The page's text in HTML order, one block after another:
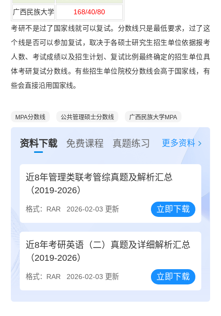
广西民族大学 168/40/80
考研不是过了国家线就可以复试。分数线只是最低要求，过了这
个线是否可以参加复试，取决于各硕士研究生招生单位依据报考
人数、考试成绩以及招生计划、复试比例最终确定的招生单位具
体考研复试分数线。有些招生单位院校分数线会高于国家线，有
些会直接沿用国家线。
MPA分数线 公共管理硕士分数线 广西民族大学MPA
资料下载 免费课程 真题练习 更多资料
近8年管理类联考管综真题及解析汇总
（2019-2026）
格式：RAR 2026-02-03 更新 立即下载
近8年考研英语（二）真题及详细解析汇总
（2019-2026）
格式：RAR 2026-02-03 更新 立即下载